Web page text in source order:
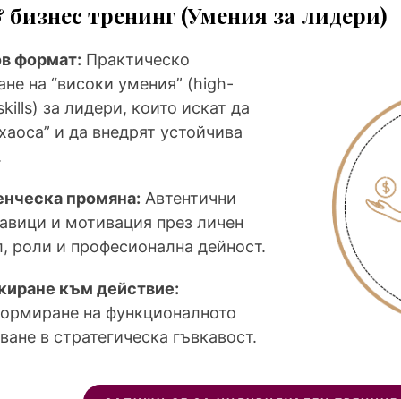
тренинг (Умения за лидери)
формат: Практическо
на “високи умения” (high-
за лидери, които искат да
и да внедрят устойчива
промяна: Автентични
и мотивация през личен
роли и професионална дейност.
към действие:
на функционалното
в стратегическа гъвкавост.